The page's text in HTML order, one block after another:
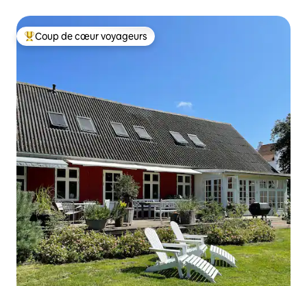
Coups de cœur voyageurs les plus appréciés
Coup de cœur voyageurs